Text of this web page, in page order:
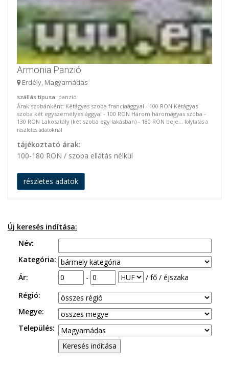
Armonia Panzió
Erdély, Magyarnádas
szállás típusa: panzió
Árak szobánként: Kétágyas szoba franciaággyal - 100 RON Kétágyas
szoba két egyszemélyes ággyal - 100 RON Három háromágyas szoba -
130 RON Lakosztály (két szoba egy lakásban) - 180 RON beje... folytatás a
részletes adatoknál
tájékoztató árak:
100-180 RON / szoba ellátás nélkül
részletes adatok
Új keresés indítása:
Név:
Kategória:
Ár:
-
/ fő / éjszaka
Régió:
Megye:
Település: